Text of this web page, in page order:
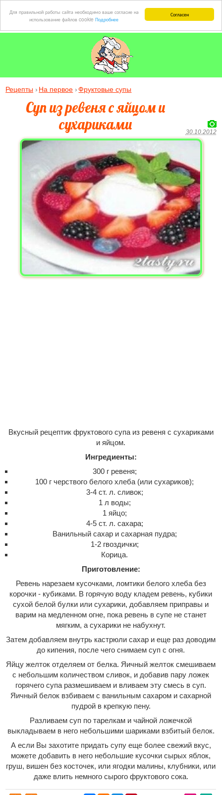
Согласен
Для правильной работы сайта необходимо ваше согласие на
использование файлов cookie Подробнее
Рецепты На первое Фруктовые супы
Суп из ревеня с яйцом и
сухариками
30.10.2012
Вкусный рецептик фруктового супа из ревеня с сухариками
и яйцом.
Ингредиенты:
300 г ревеня;
100 г черствого белого хлеба (или сухариков);
3-4 ст. л. сливок;
1 л воды;
1 яйцо;
4-5 ст. л. сахара;
Ванильный сахар и сахарная пудра;
1-2 гвоздички;
Корица.
Приготовление:
Ревень нарезаем кусочками, ломтики белого хлеба без
корочки - кубиками. В горячую воду кладем ревень, кубики
сухой белой булки или сухарики, добавляем приправы и
варим на медленном огне, пока ревень в супе не станет
мягким, а сухарики не набухнут.
Затем добавляем внутрь кастрюли сахар и еще раз доводим
до кипения, после чего снимаем суп с огня.
Яйцу желток отделяем от белка. Яичный желток смешиваем
с небольшим количеством сливок, и добавив пару ложек
горячего супа размешиваем и вливаем эту смесь в суп.
Яичный белок взбиваем с ванильным сахаром и сахарной
пудрой в крепкую пену.
Разливаем суп по тарелкам и чайной ложечкой
выкладываем в него небольшими шариками взбитый белок.
А если Вы захотите придать супу еще более свежий вкус,
можете добавить в него небольшие кусочки сырых яблок,
груш, вишен без косточек, или ягодки малины, клубники, или
даже влить немного сырого фруктового сока.